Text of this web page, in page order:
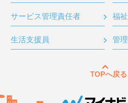
サービス管理責任者 福
生活支援員 管
TOPへ戻る